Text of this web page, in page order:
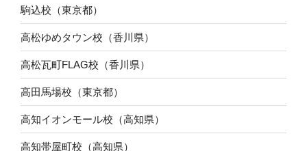
駒込校（東京都）
高松ゆめタウン校（香川県）
高松瓦町FLAG校（香川県）
高田馬場校（東京都）
高知イオンモール校（高知県）
高知帯屋町校（高知県）